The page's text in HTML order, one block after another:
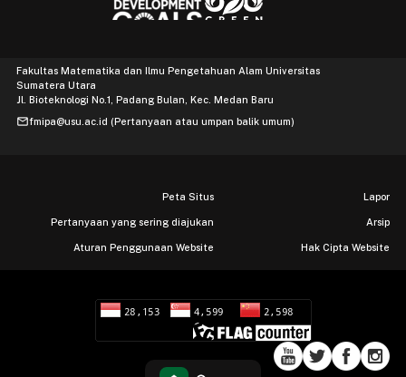
Fakultas Matematika dan Ilmu Pengetahuan Alam Universitas
Sumatera Utara
Jl. Bioteknologi No.1, Padang Bulan, Kec. Medan Baru
mailfmipa@usu.ac.id (Pertanyaan atau umpan balik umum)
Peta Situs Lapor
Pertanyaan yang sering diajukan Arsip
Aturan Penggunaan Website Hak Cipta Website